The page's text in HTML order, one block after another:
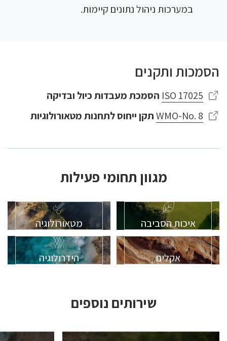
במערכות ניהול נתונים קיימות.
הסמכות ותקנים
ISO 17025 הסמכת מעבדות כיול ובדיקה
WMO-No. 8תקן ייחוס לתחנות מטאורולוגיות
מגוון תחומי פעילות
איכות הסביבה מטאורולוגיה
אקלים הידרולוגיה
שירותים נוספים